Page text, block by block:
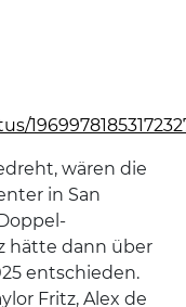
wären die
in San
hätte dann über
entschieden.
Fritz, Alex de